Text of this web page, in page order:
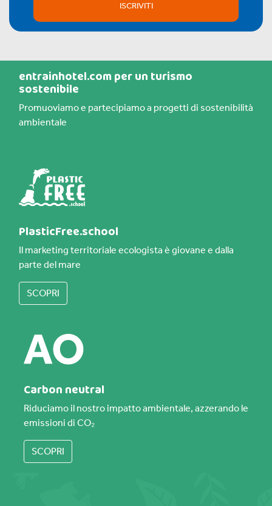
ISCRIVITI
entrainhotel.com per un turismo
sostenibile
Promuoviamo e partecipiamo a progetti di sostenibilità
ambientale
PlasticFree.school
Il marketing territoriale ecologista è giovane e dalla
parte del mare
SCOPRI
Carbon neutral
Riduciamo il nostro impatto ambientale, azzerando le
emissioni di CO₂
SCOPRI